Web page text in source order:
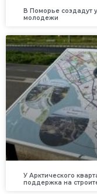
В Поморье создадут
молодежи
У Арктического
поддержка на